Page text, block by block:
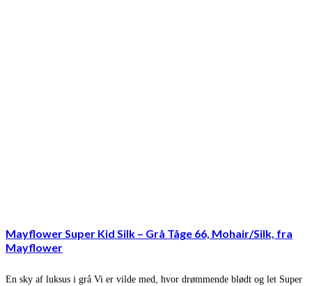
Mayflower Super Kid Silk – Grå Tåge 66, Mohair/Silk, fra
Mayflower
En sky af luksus i grå Vi er vilde med, hvor drømmende blødt og let Super